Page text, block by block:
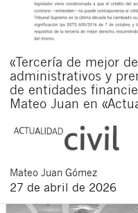
«Tercería de mejor
administrativos y
de entidades
Mateo Juan en
Mateo Juan Gómez
27 de abril de 2026